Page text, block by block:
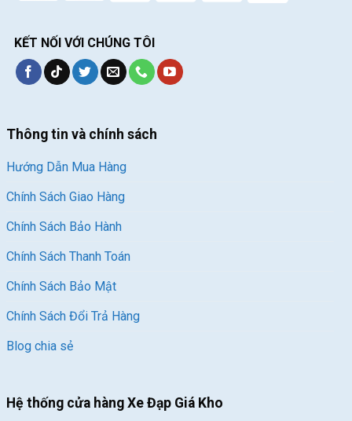
KẾT NỐI VỚI CHÚNG TÔI
Thông tin và chính sách
Hướng Dẫn Mua Hàng
Chính Sách Giao Hàng
Chính Sách Bảo Hành
Chính Sách Thanh Toán
Chính Sách Bảo Mật
Chính Sách Đổi Trả Hàng
Blog chia sẻ
Hệ thống cửa hàng Xe Đạp Giá Kho